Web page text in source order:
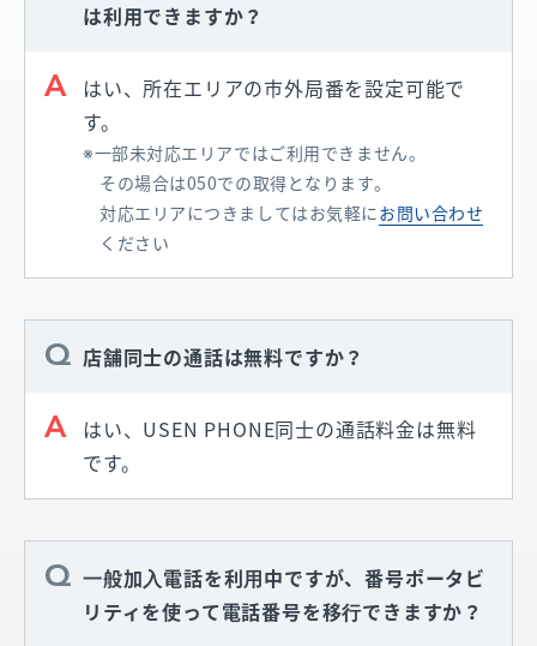
は利用できますか？
はい、所在エリアの市外局番を設定可能で
す。
一部未対応エリアではご利用できません。
その場合は050での取得となります。
対応エリアにつきましてはお気軽にお問い合わせ
ください
店舗同士の通話は無料ですか？
はい、USEN PHONE同士の通話料金は無料
です。
⼀般加⼊電話を利⽤中ですが、番号ポータビ
リティを使って電話番号を移⾏できますか？